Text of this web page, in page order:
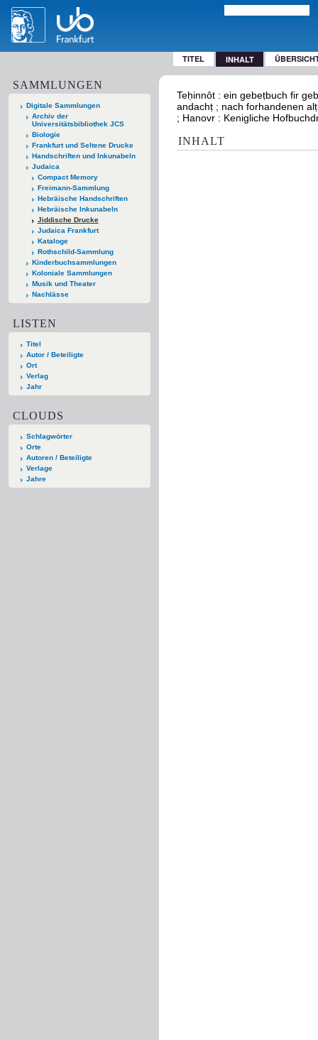
TITEL INHALT
SAMMLUNGEN
Digitale Sammlungen
Archiv der
Universitätsbibliothek JCS
Biologie
Frankfurt und Seltene Drucke
Handschriften und Inkunabeln
Judaica
Compact Memory
Freimann-Sammlung
Hebräische Handschriften
Hebräische Inkunabeln
Jiddische Drucke
Judaica Frankfurt
Kataloge
Rothschild-Sammlung
Kinderbuchsammlungen
Koloniale Sammlungen
Musik und Theater
Nachlässe
LISTEN
Titel
Autor / Beteiligte
Ort
Verlag
Jahr
CLOUDS
Schlagwörter
Orte
Autoren / Beteiligte
Verlage
Jahre
Teḥinnôt : ein gebeṭbuch fir
andachṭ ; nach forhandenen
; Hanovr : Kenigliche
INHALT